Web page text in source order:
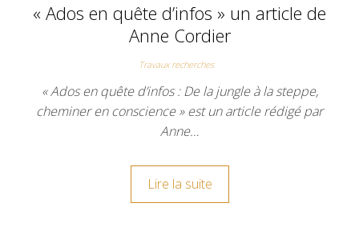
« Ados en quête d’infos » un article de
Anne Cordier
Travaux recherches
« Ados en quête d’infos : De la jungle à la steppe,
cheminer en conscience » est un article rédigé par
Anne…
Lire la suite